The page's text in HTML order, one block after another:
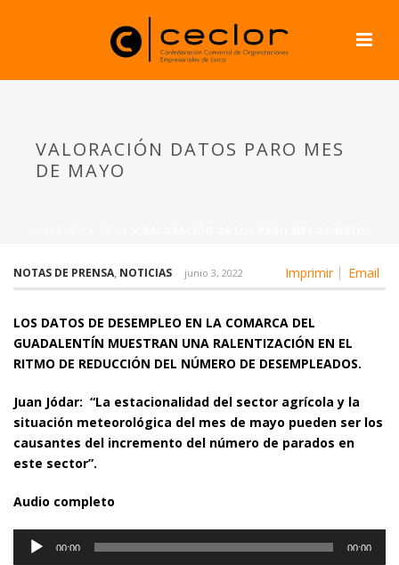
VALORACIÓN DATOS PARO MES
DE MAYO
Imprimir Email
NOTAS DE PRENSA, NOTICIAS junio 3, 2022
LOS DATOS DE DESEMPLEO EN LA COMARCA DEL
GUADALENTÍN MUESTRAN UNA RALENTIZACIÓN EN EL
RITMO DE REDUCCIÓN DEL NÚMERO DE DESEMPLEADOS.
Juan Jódar: “La estacionalidad del sector agrícola y la
situación meteorológica del mes de mayo pueden ser los
causantes del incremento del número de parados en
este sector”.
Audio completo
Reproductor
00:00 00:00